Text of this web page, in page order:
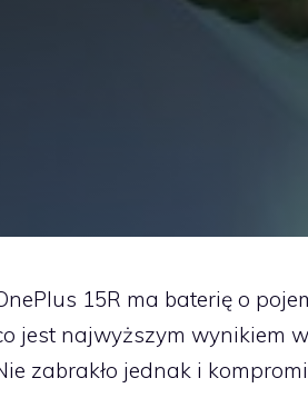
15R ma baterię o
jest najwyższym wynikiem
zabrakło jednak i